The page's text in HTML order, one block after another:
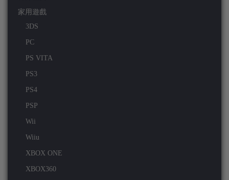
家用遊戲
3DS
PC
PS VITA
PS3
PS4
PSP
Wii
Wiiu
XBOX ONE
XBOX360